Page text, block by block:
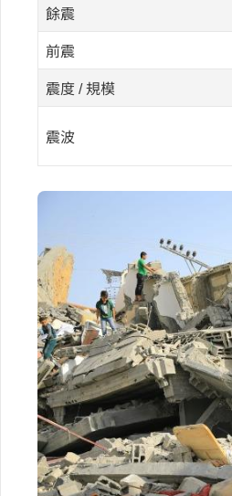
餘震
前震
震度 / 規模
震波